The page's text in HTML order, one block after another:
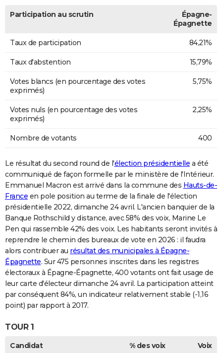
Participation au scrutin
Épagne-
Épagnette
Taux de participation 84,21%
Taux d'abstention 15,79%
Votes blancs (en pourcentage des votes
exprimés)
5,75%
Votes nuls (en pourcentage des votes
exprimés)
2,25%
Nombre de votants 400
Le résultat du second round de l'élection présidentielle a été
communiqué de façon formelle par le ministère de l'Intérieur.
Emmanuel Macron est arrivé dans la commune des Hauts-de-
France en pole position au terme de la finale de l'élection
présidentielle 2022, dimanche 24 avril. L'ancien banquier de la
Banque Rothschild y distance, avec 58% des voix, Marine Le
Pen qui rassemble 42% des voix. Les habitants seront invités à
reprendre le chemin des bureaux de vote en 2026 : il faudra
alors contribuer au résultat des municipales à Épagne-
Épagnette. Sur 475 personnes inscrites dans les registres
électoraux à Épagne-Épagnette, 400 votants ont fait usage de
leur carte d'électeur dimanche 24 avril. La participation atteint
par conséquent 84%, un indicateur relativement stable (-1,16
point) par rapport à 2017.
TOUR 1
Candidat % des voix
Voix